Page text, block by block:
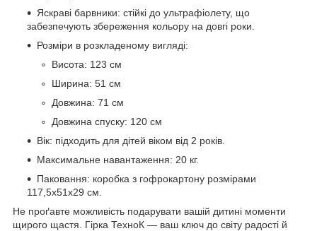
Яскраві барвники: стійкі до ультрафіолету, що
забезпечують збереження кольору на довгі роки.
Розміри в розкладеному вигляді:
Висота: 123 см
Ширина: 51 см
Довжина: 71 см
Довжина спуску: 120 см
Вік: підходить для дітей віком від 2 років.
Максимальне навантаження: 20 кг.
Паковання: коробка з гофрокартону розмірами
117,5х51х29 см.
Не проґавте можливість подарувати вашій дитині моменти
щирого щастя. Гірка ТехноК — ваш ключ до світу радості й